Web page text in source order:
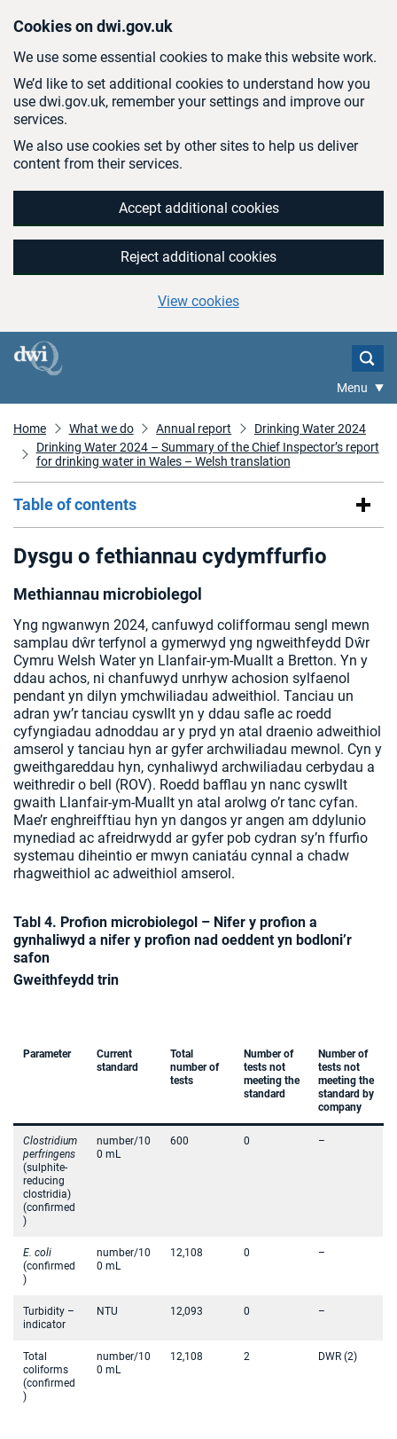
Cookies on dwi.gov.uk
We use some essential cookies to make this website work.
We’d like to set additional cookies to understand how you
use dwi.gov.uk, remember your settings and improve our
services.
We also use cookies set by other sites to help us deliver
content from their services.
Accept additional cookies
Reject additional cookies
View cookies
Menu
Home What we do Annual report
Drinking Water 2024
Drinking Water 2024 – Summary of the Chief Inspector’s report
for drinking water in Wales – Welsh translation
Table of contents
Dysgu o fethiannau cydymffurfio
Methiannau microbiolegol
Yng ngwanwyn 2024, canfuwyd colifformau sengl mewn
samplau dŵr terfynol a gymerwyd yng ngweithfeydd Dŵr
Cymru Welsh Water yn Llanfair-ym-Muallt a Bretton. Yn y
ddau achos, ni chanfuwyd unrhyw achosion sylfaenol
pendant yn dilyn ymchwiliadau adweithiol. Tanciau un
adran yw’r tanciau cyswllt yn y ddau safle ac roedd
cyfyngiadau adnoddau ar y pryd yn atal draenio adweithiol
amserol y tanciau hyn ar gyfer archwiliadau mewnol. Cyn y
gweithgareddau hyn, cynhaliwyd archwiliadau cerbydau a
weithredir o bell (ROV). Roedd bafflau yn nanc cyswllt
gwaith Llanfair-ym-Muallt yn atal arolwg o’r tanc cyfan.
Mae’r enghreifftiau hyn yn dangos yr angen am ddylunio
mynediad ac afreidrwydd ar gyfer pob cydran sy’n ffurfio
systemau diheintio er mwyn caniatáu cynnal a chadw
rhagweithiol ac adweithiol amserol.
Tabl 4. Profion microbiolegol – Nifer y profion a
gynhaliwyd a nifer y profion nad oeddent yn bodloni’r
safon
Gweithfeydd trin
Parameter
Current
standard
Total
number of
tests
Number of
tests not
meeting the
standard
Number of
tests not
meeting the
standard by
company
Clostridium
perfringens
(sulphite-
reducing
clostridia)
(confirmed
)
number/10
0 mL
600 0 –
E. coli
(confirmed
)
number/10
0 mL
12,108 0 –
Turbidity –
indicator
NTU 12,093 0 –
Total
coliforms
(confirmed
)
number/10
0 mL
12,108 2 DWR (2)